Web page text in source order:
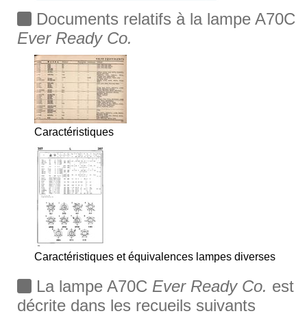
Documents relatifs à la lampe A70C
Ever Ready Co.
Caractéristiques
Caractéristiques et équivalences lampes diverses
La lampe A70C Ever Ready Co. est
décrite dans les recueils suivants